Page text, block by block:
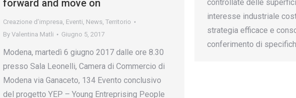
controllate delle
interesse industriale
strategia efficace e
conferimento di
forward and move on
Creazione d’impresa, Eventi, News, Territorio
By Valentina Matli Giugno 5, 2017
Modena, martedì 6 giugno 2017 dalle ore 8.30
presso Sala Leonelli, Camera di Commercio di
Modena via Ganaceto, 134 Evento conclusivo
del progetto YEP – Young Entreprising People